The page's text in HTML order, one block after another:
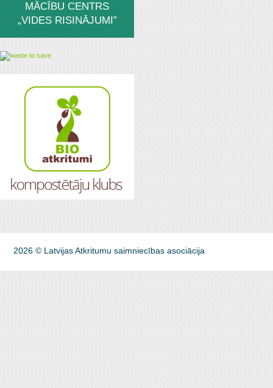
MĀCĪBU CENTRS
„VIDES RISINĀJUMI”
2026 © Latvijas Atkritumu saimniecības asociācija